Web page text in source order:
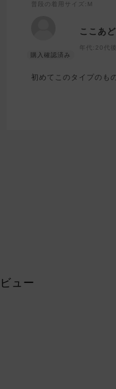
普段の着用サイズ :M
ここあ
年代: 20代
初めてこのタイプのも
ュー